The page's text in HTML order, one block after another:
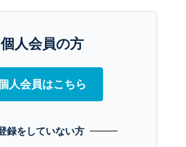
個人会員の方
人会員はこちら
録をしていない方